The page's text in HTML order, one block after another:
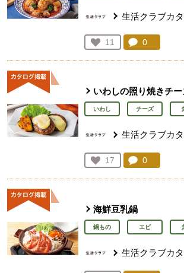
生活クラブカ
お気に入り登録：
11
人が登録
コメント：
0
いわしの照り焼きチ
いわし チーズ
生活クラブカ
お気に入り登録：
17
人が登録
コメント：
0
海鮮豆乳鍋
鍋もの エビ
生活クラブカ